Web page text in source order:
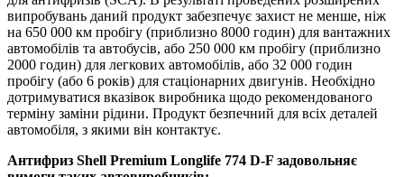
випробувань даний продукт забезпечує захист не менше, ніж
на 650 000 км пробігу (приблизно 8000 годин) для вантажних
автомобілів та автобусів, або 250 000 км пробігу (приблизно
2000 годин) для легкових автомобілів, або 32 000 годин
пробігу (або 6 років) для стаціонарних двигунів. Необхідно
дотримуватися вказівок виробника щодо рекомендованого
терміну заміни рідини. Продукт безпечний для всіх деталей
автомобіля, з якими він контактує.
Антифриз Shell Premium Longlife 774 D-F задовольняє